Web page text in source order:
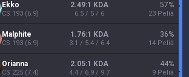
Ekko
CS 193 (6.9)
2.49:1 KDA
6.5 / 5 / 6
57%
23 Peliä
Malphite
CS 193 (6.9)
1.76:1 KDA
3.1 / 5.4 / 6.4
36%
14 Peliä
Orianna
CS 225 (7.4)
2.05:1 KDA
4.4 / 6.9 / 9.7
44%
9 Peliä